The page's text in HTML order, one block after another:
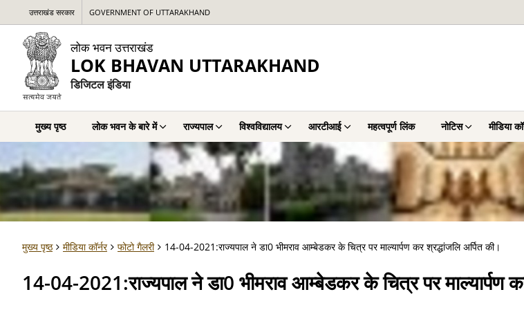
उत्तराखंड सरकार GOVERNMENT OF UTTARAKHAND
लोक भवन उत्तराखंड
LOK BHAVAN UTTARAKHAND
डिजिटल इंडिया
मुख्य पृष्ठ लोक भवन के बारे में राज्यपाल विश्वविद्यालय आरटीआई महत्वपूर्ण लिंक नोटिस मीडिया
मुख्य पृष्ठ मीडिया कॉर्नर फोटो गैलरी 14-04-2021:राज्यपाल ने डा0 भीमराव आम्बेडकर के चित्र पर माल्यार्पण कर श्रद्धांजलि अर्पित की।
14-04-2021:राज्यपाल ने डा0 भीमराव आम्बेडकर के चित्र पर माल्यार्पण